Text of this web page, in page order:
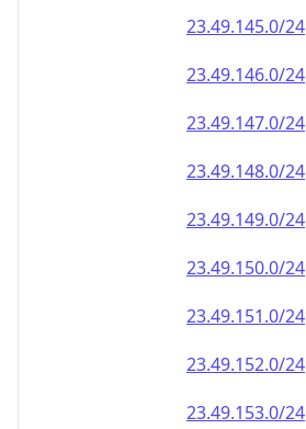
23.49.151.0/24
23.49.152.0/24
23.49.153.0/24
23.49.154.0/24
23.49.155.0/24
23.49.156.0/24
23.49.157.0/24
23.49.158.0/24